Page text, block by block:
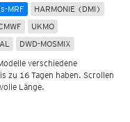
MRF
HARMONIE (DMI)
UKMO
DWD-MOSMIX
verschiedene
zu 16 Tagen haben. Scrollen
Länge.